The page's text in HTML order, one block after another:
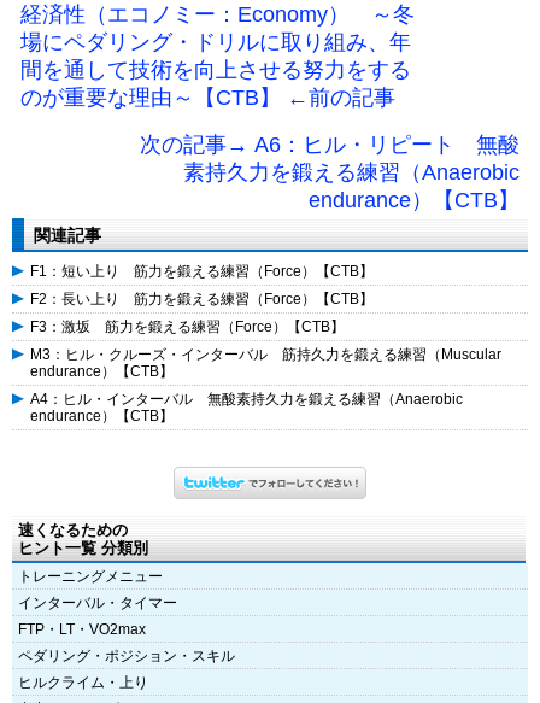
経済性（エコノミー：Economy） ～冬
場にペダリング・ドリルに取り組み、年
間を通して技術を向上させる努力をする
のが重要な理由～【CTB】 ←前の記事
次の記事→ A6：ヒル・リピート 無酸
素持久力を鍛える練習（Anaerobic
endurance）【CTB】
関連記事
F1：短い上り 筋力を鍛える練習（Force）【CTB】
F2：長い上り 筋力を鍛える練習（Force）【CTB】
F3：激坂 筋力を鍛える練習（Force）【CTB】
M3：ヒル・クルーズ・インターバル 筋持久力を鍛える練習（Muscular
endurance）【CTB】
A4：ヒル・インターバル 無酸素持久力を鍛える練習（Anaerobic
endurance）【CTB】
速くなるための
ヒント一覧 分類別
トレーニングメニュー
インターバル・タイマー
FTP・LT・VO2max
ペダリング・ポジション・スキル
ヒルクライム・上り